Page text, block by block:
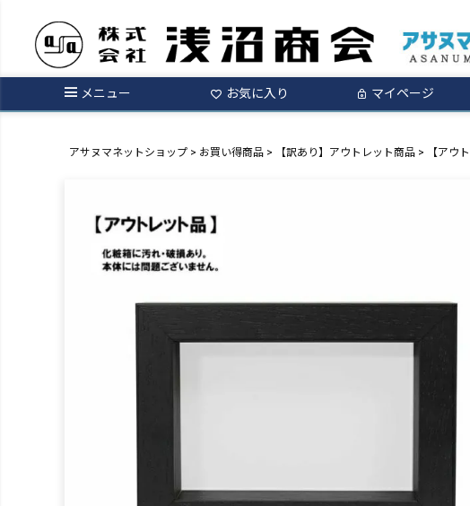
メニュー お気に入り マイページ
アサヌマネットショップ お買い得商品 【訳あり】アウトレット商品 【アウ